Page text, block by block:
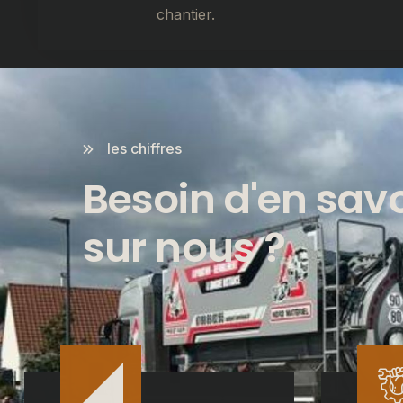
chantier.
les chiffres
Besoin d'en
sur nous ?